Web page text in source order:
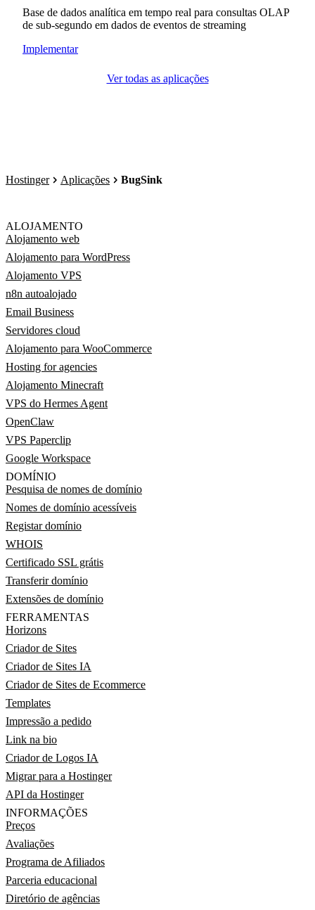
Base de dados analítica em tempo real para consultas OLAP
de sub-segundo em dados de eventos de streaming
Implementar
Ver todas as aplicações
Hostinger Aplicações BugSink
ALOJAMENTO
Alojamento web
Alojamento para WordPress
Alojamento VPS
n8n autoalojado
Email Business
Servidores cloud
Alojamento para WooCommerce
Hosting for agencies
Alojamento Minecraft
VPS do Hermes Agent
OpenClaw
VPS Paperclip
Google Workspace
DOMÍNIO
Pesquisa de nomes de domínio
Nomes de domínio acessíveis
Registar domínio
WHOIS
Certificado SSL grátis
Transferir domínio
Extensões de domínio
FERRAMENTAS
Horizons
Criador de Sites
Criador de Sites IA
Criador de Sites de Ecommerce
Templates
Impressão a pedido
Link na bio
Criador de Logos IA
Migrar para a Hostinger
API da Hostinger
INFORMAÇÕES
Preços
Avaliações
Programa de Afiliados
Parceria educacional
Diretório de agências